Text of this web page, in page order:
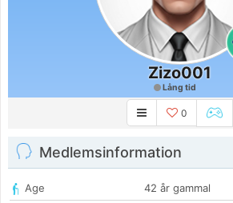
Zizo001
Lång tid
0
Medlemsinformation
Age
42 år gammal